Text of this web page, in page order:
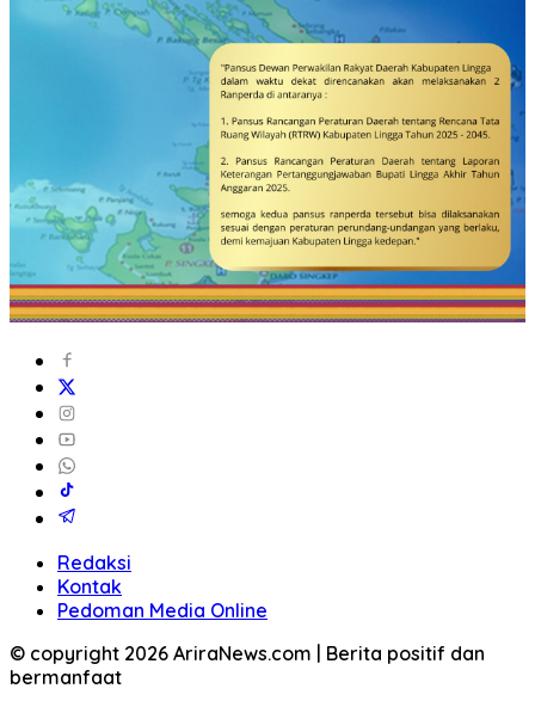
Redaksi
Kontak
Pedoman Media Online
© copyright 2026 AriraNews.com | Berita positif dan
bermanfaat